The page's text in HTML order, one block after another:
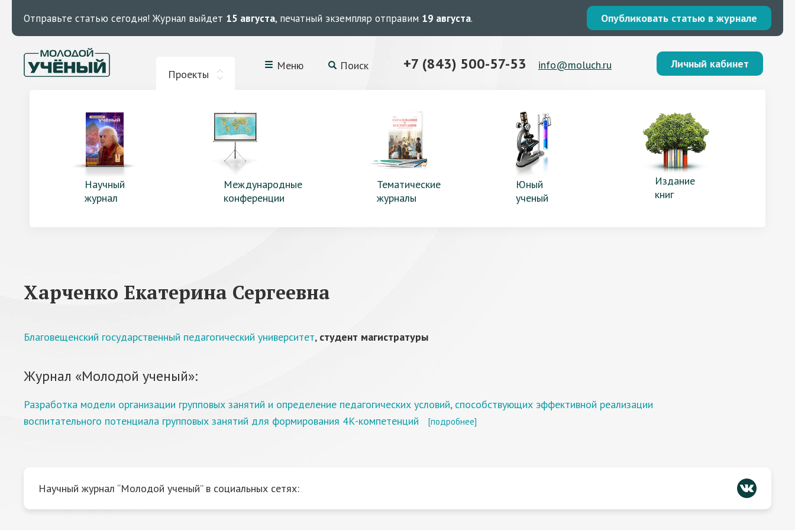
Отправьте статью сегодня! Журнал выйдет 15 августа, печатный экземпляр отправим 19 августа. Опубликовать статью в журнале
Проекты
Меню Поиск +7 (843) 500-57-53 info@moluch.ru Личный кабинет
Научный
журнал
Международные
конференции
Тематические
журналы
Юный
ученый
Издание
книг
Харченко Екатерина Сергеевна
Благовещенский государственный педагогический университет, студент магистратуры
Журнал «Молодой ученый»:
Разработка модели организации групповых занятий и определение педагогических условий, способствующих эффективной реализации
воспитательного потенциала групповых занятий для формирования 4К-компетенций
[подробнее]
Научный журнал “Молодой ученый” в социальных сетях: